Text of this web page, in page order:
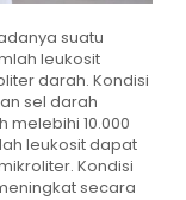
suatu
leukosit
darah. Kondisi
sel darah
melebihi 10.000
leukosit dapat
Kondisi
secara